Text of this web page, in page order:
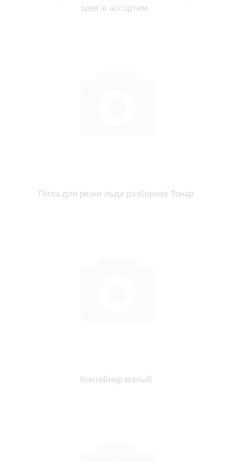
цвет в ассортим.
Пила для резки льда разборная Тонар
Контейнер малый